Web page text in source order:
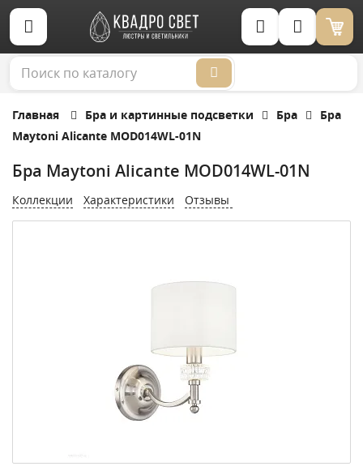
Корзина (0)
Главная Бра и картинные подсветки Бра
Бра
Maytoni Alicante MOD014WL-01N
Бра Maytoni Alicante MOD014WL-01N
Коллекции Характеристики Отзывы